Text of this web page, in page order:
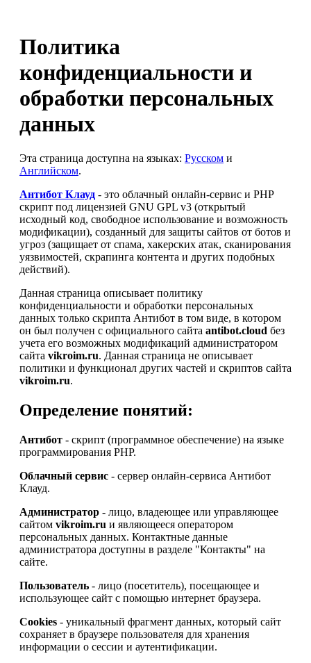
Политика
конфиденциальности и
обработки персональных
данных
Эта страница доступна на языках: Русском и
Английском.
Антибот Клауд - это облачный онлайн-сервис и PHP
скрипт под лицензией GNU GPL v3 (открытый
исходный код, свободное использование и возможность
модификации), созданный для защиты сайтов от ботов и
угроз (защищает от спама, хакерских атак, сканирования
уязвимостей, скрапинга контента и других подобных
действий).
Данная страница описывает политику
конфиденциальности и обработки персональных
данных только скрипта Антибот в том виде, в котором
он был получен с официального сайта antibot.cloud без
учета его возможных модификаций администратором
сайта vikroim.ru. Данная страница не описывает
политики и функционал других частей и скриптов сайта
vikroim.ru.
Определение понятий:
Антибот - скрипт (программное обеспечение) на языке
программирования PHP.
Облачный сервис - сервер онлайн-сервиса Антибот
Клауд.
Администратор - лицо, владеющее или управляющее
сайтом vikroim.ru и являющееся оператором
персональных данных. Контактные данные
администратора доступны в разделе "Контакты" на
сайте.
Пользователь - лицо (посетитель), посещающее и
использующее сайт с помощью интернет браузера.
Cookies - уникальный фрагмент данных, который сайт
сохраняет в браузере пользователя для хранения
информации о сессии и аутентификации.